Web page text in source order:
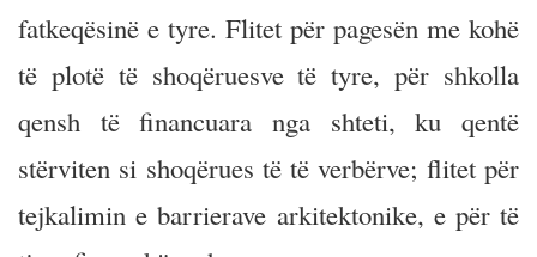
fatkeqësinë e tyre. Flitet për pagesën me kohë
të plotë të shoqëruesve të tyre, për shkolla
qensh të financuara nga shteti, ku qentë
stërviten si shoqërues të të verbërve; flitet për
tejkalimin e barrierave arkitektonike, e për të